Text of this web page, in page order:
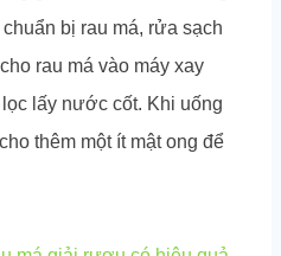
bị rau má, rửa sạch
rau má vào máy xay
lấy nước cốt. Khi uống
thêm một ít mật ong để